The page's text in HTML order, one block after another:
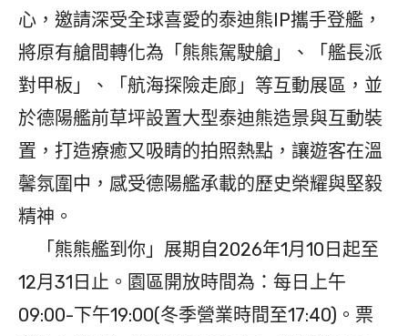
心，邀請深受全球喜愛的泰迪熊IP攜手登艦，
將原有艙間轉化為「熊熊駕駛艙」、「艦長派
對甲板」、「航海探險走廊」等互動展區，並
於德陽艦前草坪設置大型泰迪熊造景與互動裝
置，打造療癒又吸睛的拍照熱點，讓遊客在溫
馨氛圍中，感受德陽艦承載的歷史榮耀與堅毅
精神。
「熊熊艦到你」展期自2026年1月10日起至
12月31日止。園區開放時間為：每日上午
09:00-下午19:00(冬季營業時間至17:40)。票